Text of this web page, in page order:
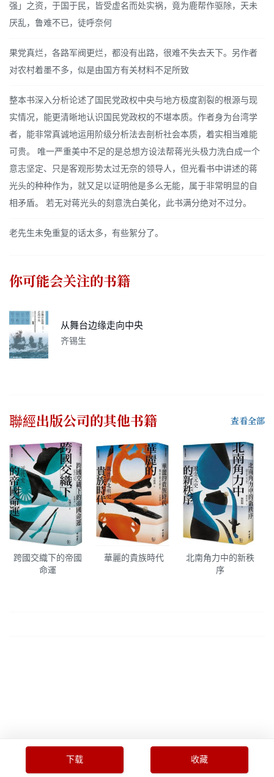
强」之资，于国于民，皆受虚名而处实祸，竟为鹿帮作驱除，天未
厌乱，鲁难不已，徒呼奈何
果党真烂，各路军阀更烂，都没有出路，很难不失去天下。另作者
对农村着墨不多，似是由国方有关材料不足所致
整本书深入分析论述了国民党政权中央与地方极度割裂的根源与现
实情况，能更清晰地认识国民党政权的不堪本质。作者身为台湾学
者，能非常真诚地运用阶级分析法去剖析社会本质，着实相当难能
可贵。 唯一严重美中不足的是总想方设法帮蒋光头极力洗白成一个
意志坚定、只是客观形势太过无奈的领导人，但光看书中讲述的蒋
光头的种种作为，就又足以证明他是多么无能，属于非常明显的自
相矛盾。 若无对蒋光头的刻意洗白美化，此书满分绝对不过分。
老先生未免重复的话太多，有些絮分了。
你可能会关注的书籍
从舞台边缘走向中央
齐锡生
聯經出版公司 的其他书籍 查看全部
跨國交織下的帝國
命運
華麗的貴族時代
北南角力中的新秩
序
下载 收藏